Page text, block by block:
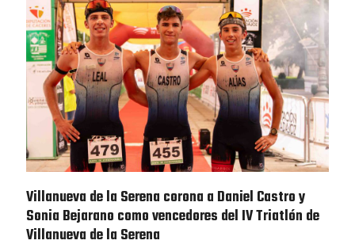
Villanueva de la Serena corona a Daniel Castro y
Sonia Bejarano como vencedores del IV Triatlón de
Villanueva de la Serena